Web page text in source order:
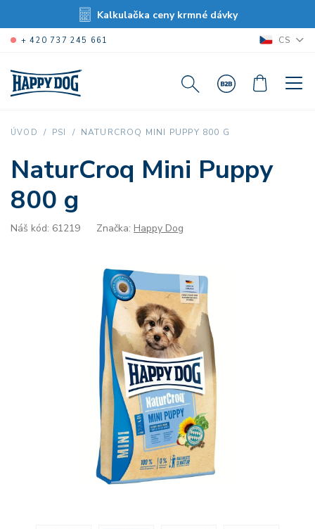
Kalkulačka ceny krmné dávky
+ 420 737 245 661 CS
ÚVOD PSI NATURCROQ MINI PUPPY 800 G
NaturCroq Mini Puppy
800 g
Náš kód: 61219 Značka: Happy Dog